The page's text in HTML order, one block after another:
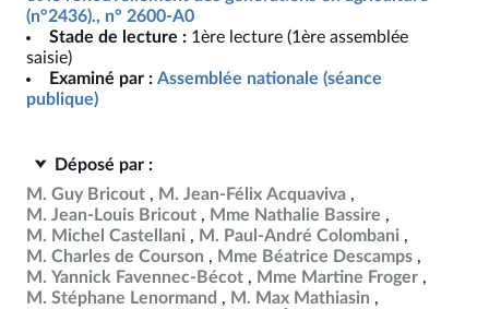
(n°2436)., n° 2600-A0
Stade de lecture : 1ère lecture (1ère assemblée
saisie)
Examiné par : Assemblée nationale (séance
publique)
Déposé par :
M. Guy Bricout
M. Jean-Félix Acquaviva
M. Jean-Louis Bricout
Mme Nathalie Bassire
M. Michel Castellani
M. Paul-André Colombani
M. Charles de Courson
Mme Béatrice Descamps
M. Yannick Favennec-Bécot
Mme Martine Froger
M. Stéphane Lenormand
M. Max Mathiasin